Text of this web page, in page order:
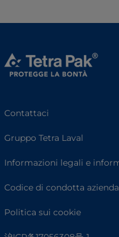
Contattaci
Gruppo Tetra Laval
Informazioni legali e
Codice di condotta
Politica sui cookie